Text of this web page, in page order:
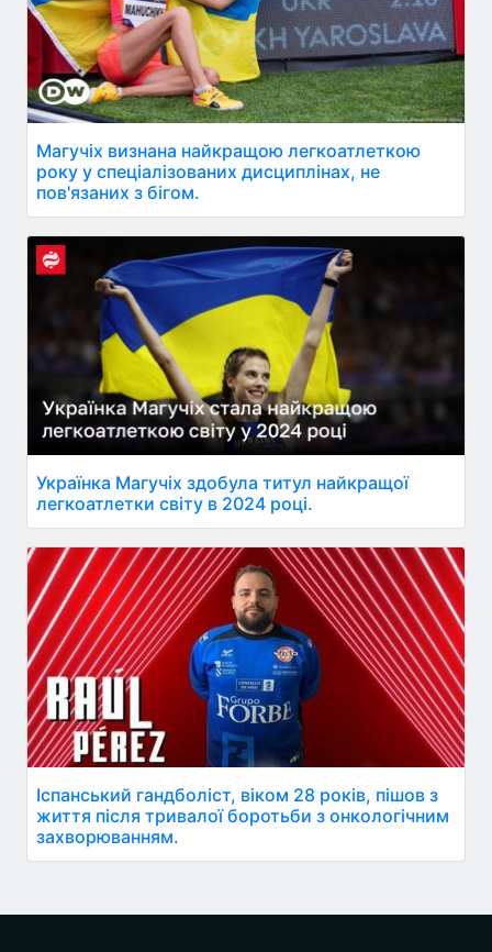
Магучіх визнана найкращою легкоатлеткою
року у спеціалізованих дисциплінах, не
пов'язаних з бігом.
Українка Магучіх здобула титул найкращої
легкоатлетки світу в 2024 році.
Іспанський гандболіст, віком 28 років, пішов з
життя після тривалої боротьби з онкологічним
захворюванням.